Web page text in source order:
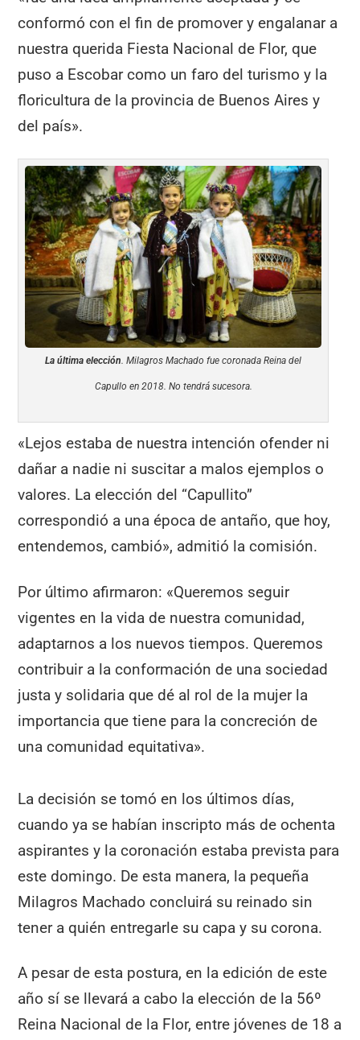
conformó con el fin de promover y engalanar a
nuestra querida Fiesta Nacional de Flor, que
puso a Escobar como un faro del turismo y la
floricultura de la provincia de Buenos Aires y
del país».
La última elección. Milagros Machado fue coronada Reina del
Capullo en 2018. No tendrá sucesora.
«Lejos estaba de nuestra intención ofender ni
dañar a nadie ni suscitar a malos ejemplos o
valores. La elección del “Capullito”
correspondió a una época de antaño, que hoy,
entendemos, cambió», admitió la comisión.
Por último afirmaron: «Queremos seguir
vigentes en la vida de nuestra comunidad,
adaptarnos a los nuevos tiempos. Queremos
contribuir a la conformación de una sociedad
justa y solidaria que dé al rol de la mujer la
importancia que tiene para la concreción de
una comunidad equitativa».
La decisión se tomó en los últimos días,
cuando ya se habían inscripto más de ochenta
aspirantes y la coronación estaba prevista para
este domingo. De esta manera, la pequeña
Milagros Machado concluirá su reinado sin
tener a quién entregarle su capa y su corona.
A pesar de esta postura, en la edición de este
año sí se llevará a cabo la elección de la 56º
Reina Nacional de la Flor, entre jóvenes de 18 a